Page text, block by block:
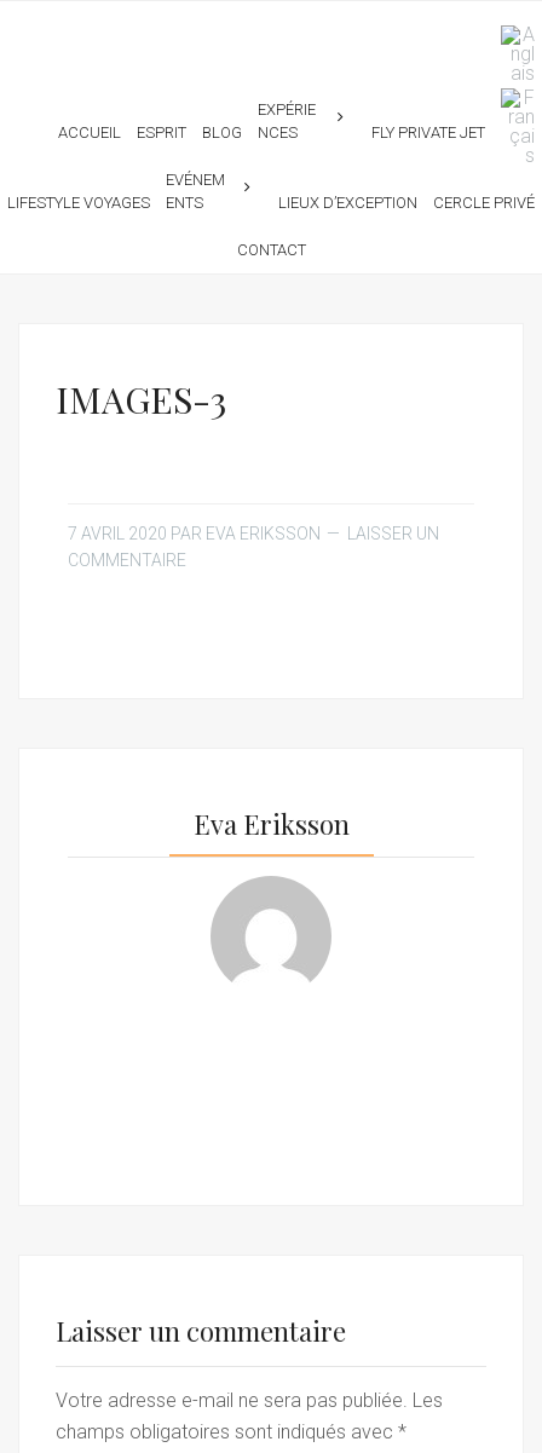
ACCUEIL ESPRIT BLOG
EXPÉRIE
NCES
FLY PRIVATE JET
LIFESTYLE VOYAGES
EVÉNEM
ENTS
LIEUX D’EXCEPTION CERCLE PRIVÉ
CONTACT
IMAGES-3
7 AVRIL 2020 PAR EVA ERIKSSON
LAISSER UN
COMMENTAIRE
Eva Eriksson
Laisser un commentaire
Votre adresse e-mail ne sera pas publiée. Les
champs obligatoires sont indiqués avec *